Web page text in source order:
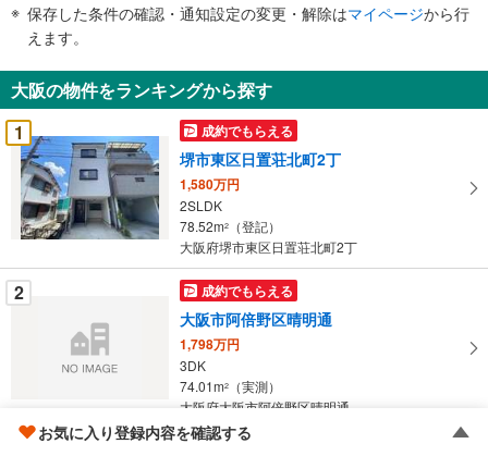
知
を
受
け
取
る
・
条
件
を
に
保存した条件の確認・通知設定の変更・解除はマイページから行
えます。
大阪の物件をランキングから探す
1
成約でもらえる
堺市東区日置荘北町2丁
1,580万円
2SLDK
78.52m2
（登記）
大阪府堺市東区日置荘北町2丁
2 成約でもらえる
大阪市阿倍野区晴明通
1,798万円
3DK
74.01m2
（実測）
大阪府大阪市阿倍野区晴明通
お気に入り登録内容を確認する